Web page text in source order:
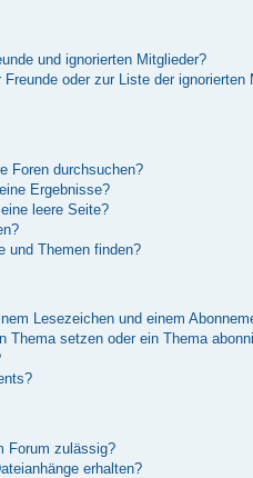
und ignorierten Mitglieder?
oder zur Liste der
Foren durchsuchen?
Ergebnisse?
leere Seite?
und Themen finden?
Lesezeichen und einem
Thema setzen oder ein Thema
Forum zulässig?
erhalten?